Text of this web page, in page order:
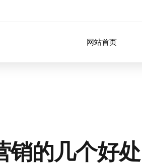
网站首页
销的几个好处